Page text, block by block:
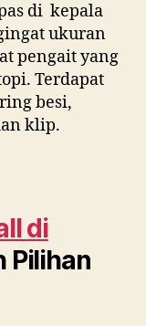
di kepala
ukuran
pengait yang
Terdapat
besi,
klip.
di
Pilihan